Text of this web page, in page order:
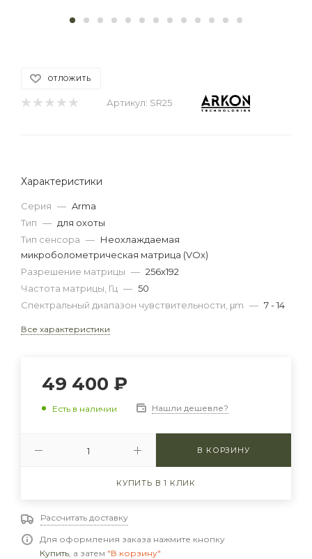
ОТЛОЖИТЬ
Артикул: SR25
Характеристики
Серия — Arma
Тип — для охоты
Тип сенсора — Неохлаждаемая
микроболометрическая матрица (VOx)
Разрешение матрицы — 256х192
Частота матрицы, Гц — 50
Спектральный диапазон чувствительности, μm — 7 - 14
Все характеристики
49 400 ₽
Есть в наличии Нашли дешевле?
В КОРЗИНУ
КУПИТЬ В 1 КЛИК
Рассчитать доставку
Для оформления заказа нажмите кнопку
Купить, а затем "В корзину"